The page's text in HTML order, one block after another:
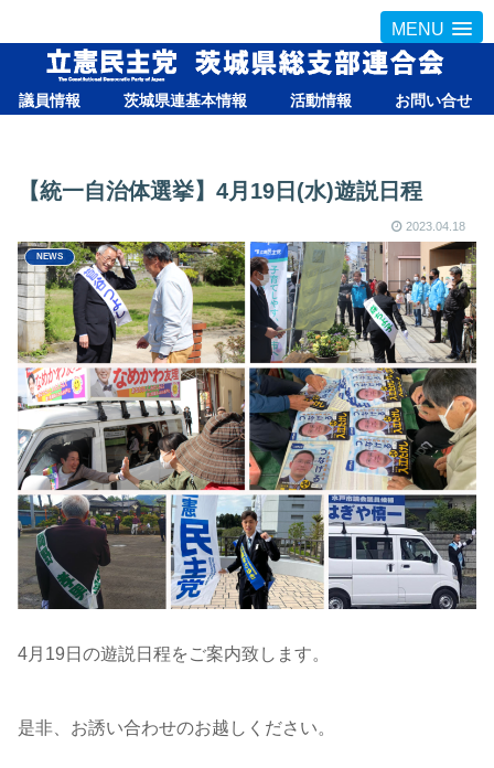
MENU
議員情報 茨城県連基本情報 活動情報 お問い合せ
【統一自治体選挙】4月19日(水)遊説日程
2023.04.18
NEWS
4月19日の遊説日程をご案内致します。
是非、お誘い合わせのお越しください。